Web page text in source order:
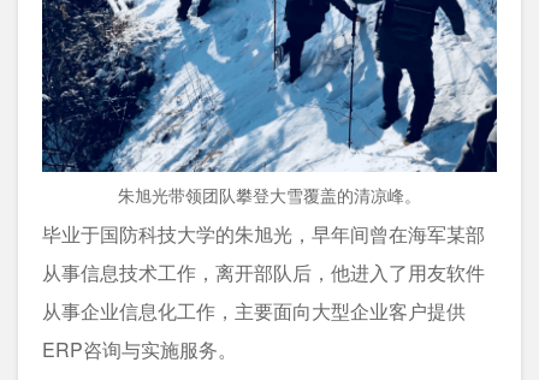
朱旭光带领团队攀登大雪覆盖的清凉峰。
毕业于国防科技大学的朱旭光，早年间曾在海军某部
从事信息技术工作，离开部队后，他进入了用友软件
从事企业信息化工作，主要面向大型企业客户提供
ERP咨询与实施服务。